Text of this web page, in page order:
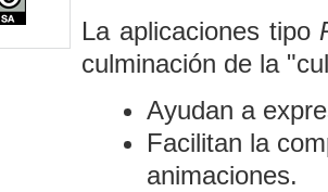
La aplicaciones tipo
culminación de la "
Ayudan a
Facilitan la
animaciones.